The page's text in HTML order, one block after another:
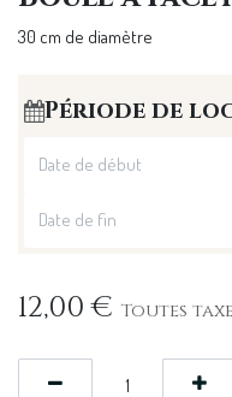
30 cm de diamètre
Période de
12,00€ Toutes